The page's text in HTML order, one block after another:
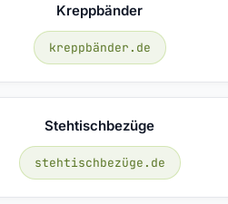
Kreppbänder
kreppbänder.de
Stehtischbezüge
stehtischbezüge.de